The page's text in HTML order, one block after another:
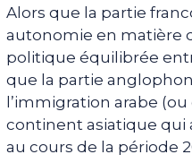
Alors que la partie
autonomie en matière
politique équilibrée
que la partie
l’immigration arabe
continent asiatique qui
au cours de la période